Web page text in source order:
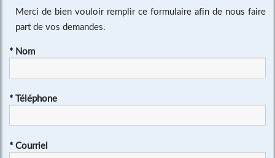
Merci de bien vouloir remplir ce formulaire afin de nous faire
part de vos demandes.
* Nom
* Téléphone
* Courriel